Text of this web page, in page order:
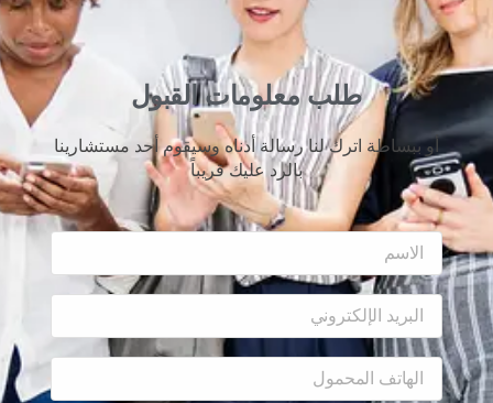
طلب معلومات القبول
أو ببساطة اترك لنا رسالة أدناه وسيقوم أحد مستشارينا
بالرد عليك قريباً